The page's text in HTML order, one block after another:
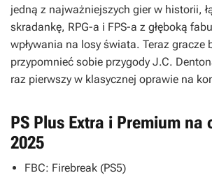
jedną z najważniejszych gier w historii,
skradankę, RPG-a i FPS-a z głęboką
wpływania na losy świata. Teraz gracze
przypomnieć sobie przygody J.C.
raz pierwszy w klasycznej oprawie na
PS Plus Extra i Premium na
2025
FBC: Firebreak (PS5)